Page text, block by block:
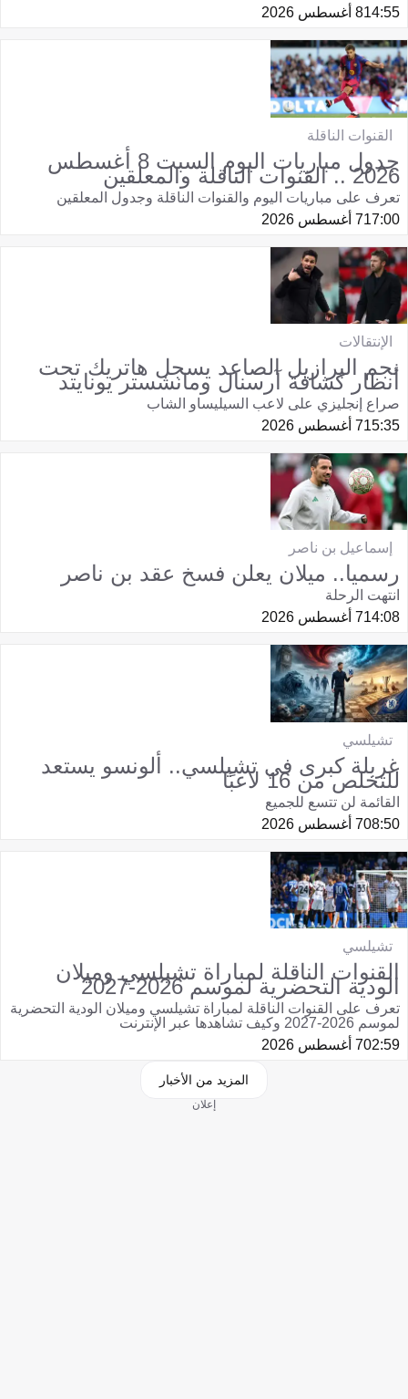
14:558 أغسطس 2026
القنوات الناقلة
جدول مباريات اليوم السبت 8 أغسطس
2026 .. القنوات الناقلة والمعلقين
تعرف على مباريات اليوم والقنوات الناقلة وجدول المعلقين
17:007 أغسطس 2026
الإنتقالات
نجم البرازيل الصاعد يسجل هاتريك تحت
أنظار كشافة آرسنال ومانشستر يونايتد
صراع إنجليزي على لاعب السيليساو الشاب
15:357 أغسطس 2026
إسماعيل بن ناصر
رسميا.. ميلان يعلن فسخ عقد بن ناصر
انتهت الرحلة
14:087 أغسطس 2026
تشيلسي
غربلة كبرى في تشيلسي.. ألونسو يستعد
للتخلص من 16 لاعبًا
القائمة لن تتسع للجميع
08:507 أغسطس 2026
تشيلسي
القنوات الناقلة لمباراة تشيلسي وميلان
الودية التحضرية لموسم 2026-2027
تعرف على القنوات الناقلة لمباراة تشيلسي وميلان الودية التحضرية
لموسم 2026-2027 وكيف تشاهدها عبر الإنترنت
02:597 أغسطس 2026
المزيد من الأخبار
إعلان